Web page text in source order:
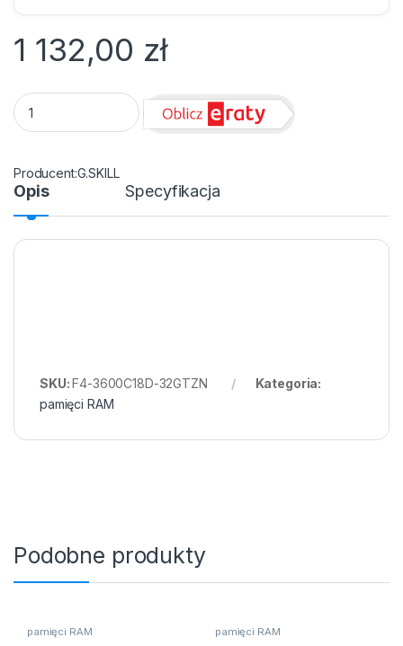
1 132,00 zł
DIMM PC-3600 DDR4 32GB G.SKILL TridentZ Neo AMD **2 x
G.SKILL
Opis Specyfikacja
SKU:F4-3600C18D-32GTZN
Kategoria:
pamięci RAM
Podobne produkty
pamięci RAM pamięci RAM